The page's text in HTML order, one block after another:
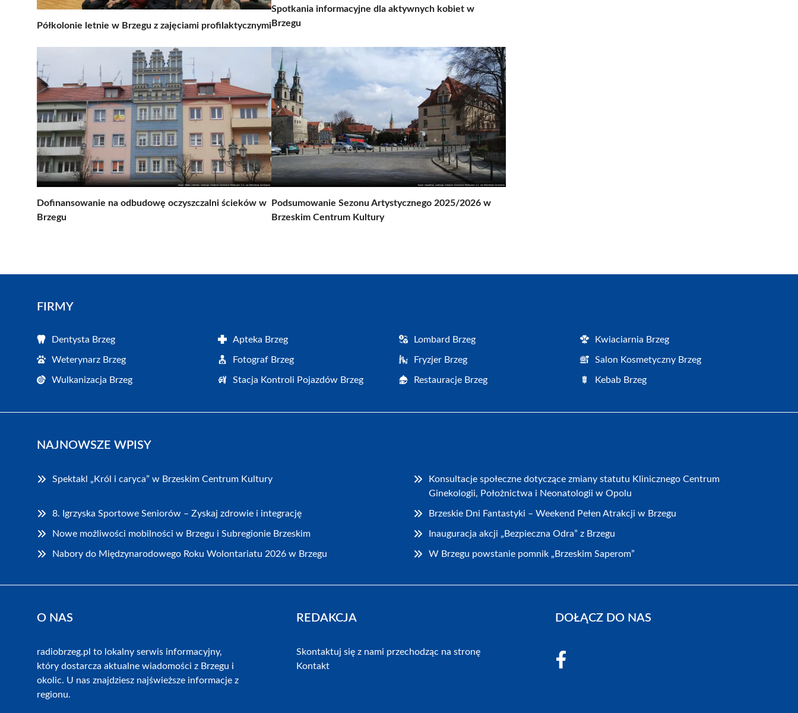
Półkolonie letnie w Brzegu z zajęciami profilaktycznymi
Spotkania informacyjne dla aktywnych kobiet w
Brzegu
Dofinansowanie na odbudowę oczyszczalni ścieków w
Brzegu
Podsumowanie Sezonu Artystycznego 2025/2026 w
Brzeskim Centrum Kultury
FIRMY
Dentysta Brzeg Apteka Brzeg Lombard Brzeg Kwiaciarnia Brzeg
Weterynarz Brzeg Fotograf Brzeg Fryzjer Brzeg Salon Kosmetyczny Brzeg
Wulkanizacja Brzeg Stacja Kontroli Pojazdów Brzeg Restauracje Brzeg Kebab Brzeg
NAJNOWSZE WPISY
Spektakl „Król i caryca” w Brzeskim Centrum Kultury
Konsultacje społeczne dotyczące zmiany statutu Klinicznego Centrum
Ginekologii, Położnictwa i Neonatologii w Opolu
8. Igrzyska Sportowe Seniorów – Zyskaj zdrowie i integrację Brzeskie Dni Fantastyki – Weekend Pełen Atrakcji w Brzegu
Nowe możliwości mobilności w Brzegu i Subregionie Brzeskim Inauguracja akcji „Bezpieczna Odra” z Brzegu
Nabory do Międzynarodowego Roku Wolontariatu 2026 w Brzegu W Brzegu powstanie pomnik „Brzeskim Saperom”
O NAS
radiobrzeg.pl to lokalny serwis informacyjny,
który dostarcza aktualne wiadomości z Brzegu i
okolic. U nas znajdziesz najświeższe informacje z
regionu.
REDAKCJA
Skontaktuj się z nami przechodząc na stronę
Kontakt
DOŁĄCZ DO NAS